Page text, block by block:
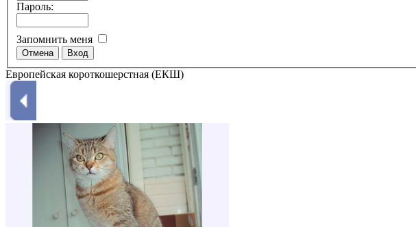
Пароль:
Запомнить меня
Европейская короткошерстная (ЕКШ)